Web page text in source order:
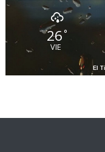
26°
VIE
El